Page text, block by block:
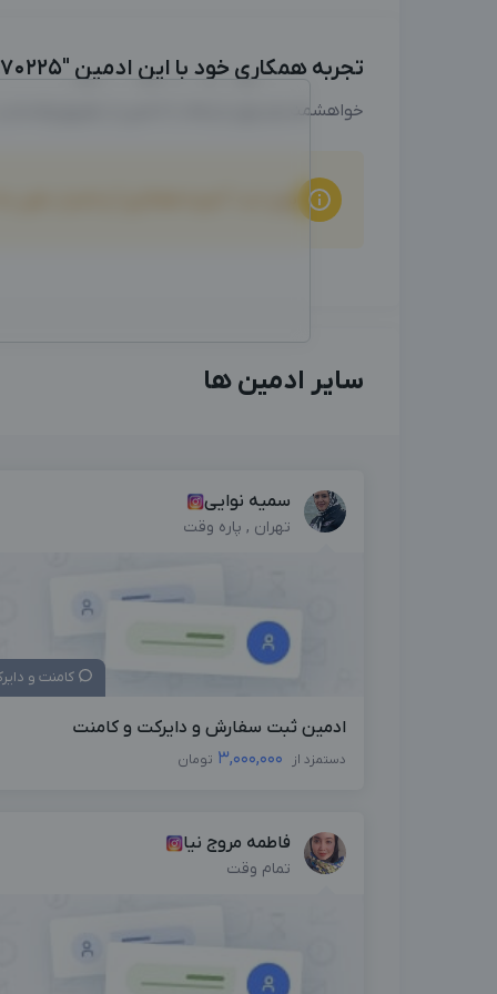
تجربه همکاری خود با این ادمین "09127870225" را با ما به اشتراک بگذارید
خواهشمندیم برای ارتباط با ادمین از طریق
سایر ادمین ها
سمیه نوایی
تهران , پاره وقت
کامنت و
ادمین ثبت سفارش و دایرکت و کامنت
دستمزد از 3,000,000 تومان
فاطمه مروج نیا
تمام وقت